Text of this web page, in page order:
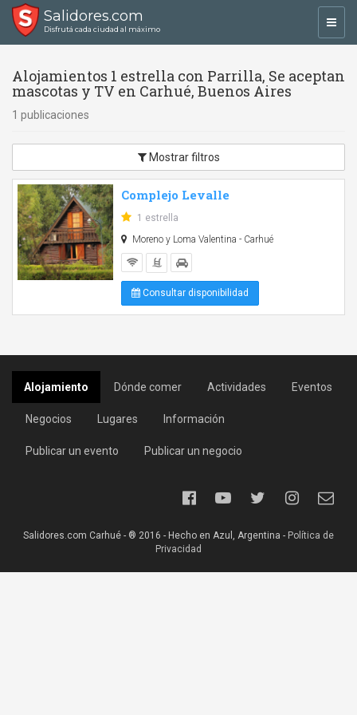
Salidores.com
Disfrutá cada ciudad al máximo
Alojamientos 1 estrella con Parrilla, Se aceptan
mascotas y TV en Carhué, Buenos Aires
1 publicaciones
Mostrar filtros
Complejo Levalle
1 estrella
Moreno y Loma Valentina - Carhué
Consultar disponibilidad
Alojamiento Dónde comer Actividades Eventos
Negocios Lugares Información
Publicar un evento Publicar un negocio
Salidores.com Carhué - ® 2016 - Hecho en Azul, Argentina - Política de
Privacidad